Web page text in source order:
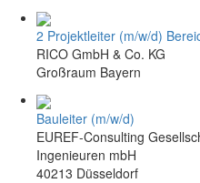
2 Projektleiter (m/w/d)
RICO GmbH & Co. KG
Großraum Bayern
Bauleiter (m/w/d)
EUREF-Consulting
Ingenieuren mbH
40213 Düsseldorf